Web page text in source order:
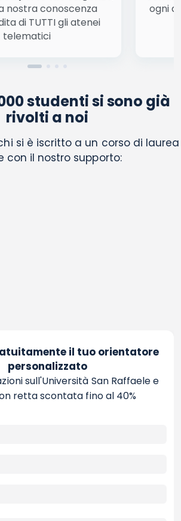
nostra conoscenza
di TUTTI gli atenei
telematici
ogni
studenti si sono già
rivolti a noi
si è iscritto a un corso di laurea
con il nostro supporto:
il tuo orientatore
personalizzato
sull'Università San Raffaele e
retta scontata fino al 40%